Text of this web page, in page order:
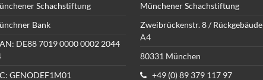
Schachstiftung
Bank
DE88 7019 0000 0002 2044
GENODEF1M01
Münchener Schachstiftung
Zweibrückenstr. 8 / Rückgebäude
A4
80331 München
+49 (0) 89 379 117 97